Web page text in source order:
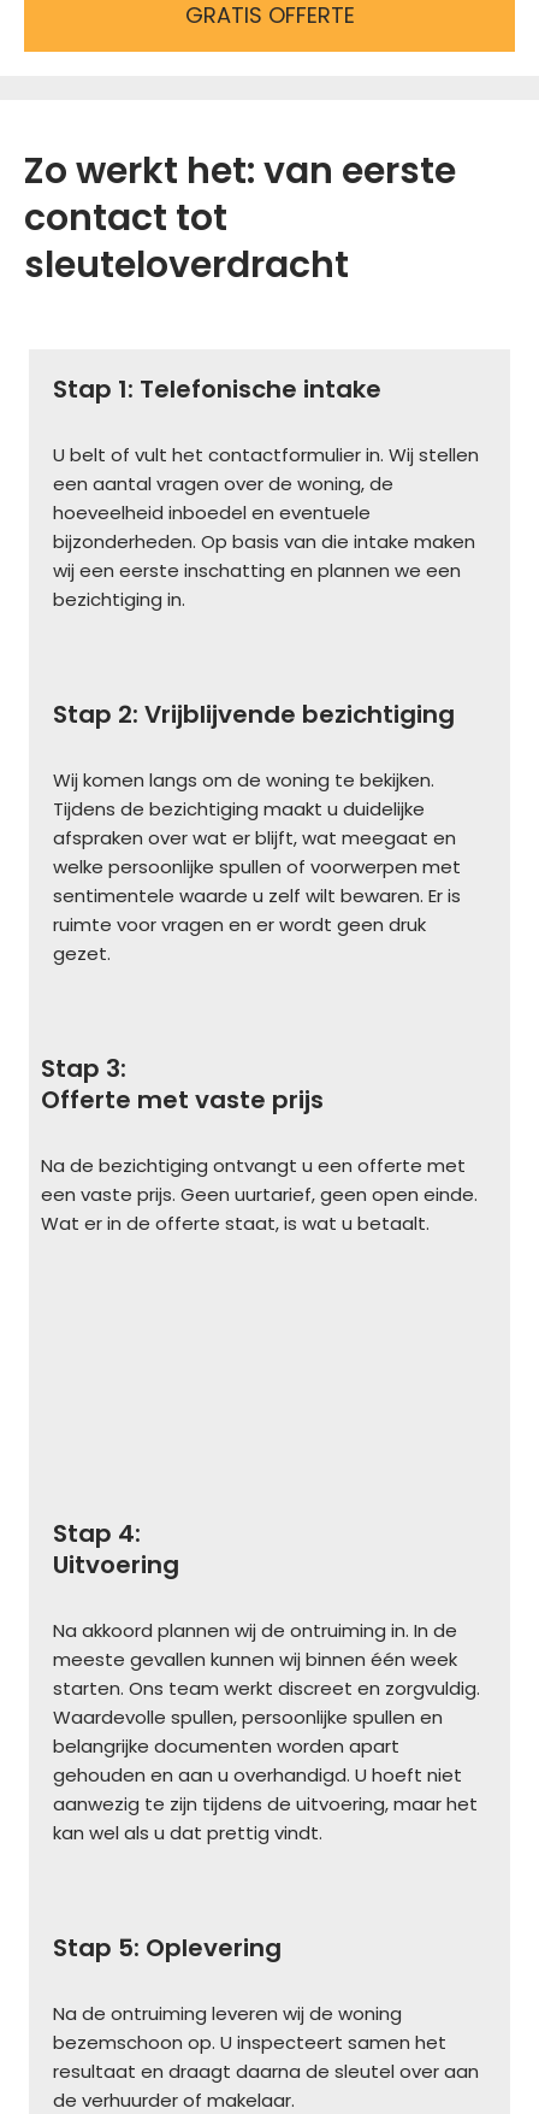
GRATIS OFFERTE
Zo werkt het: van eerste
contact tot
sleuteloverdracht
Stap 1: Telefonische intake
U belt of vult het contactformulier in. Wij stellen
een aantal vragen over de woning, de
hoeveelheid inboedel en eventuele
bijzonderheden. Op basis van die intake maken
wij een eerste inschatting en plannen we een
bezichtiging in.
Stap 2: Vrijblijvende bezichtiging
Wij komen langs om de woning te bekijken.
Tijdens de bezichtiging maakt u duidelijke
afspraken over wat er blijft, wat meegaat en
welke persoonlijke spullen of voorwerpen met
sentimentele waarde u zelf wilt bewaren. Er is
ruimte voor vragen en er wordt geen druk
gezet.
Stap 3:
Offerte met vaste prijs
Na de bezichtiging ontvangt u een offerte met
een vaste prijs. Geen uurtarief, geen open einde.
Wat er in de offerte staat, is wat u betaalt.
Stap 4:
Uitvoering
Na akkoord plannen wij de ontruiming in. In de
meeste gevallen kunnen wij binnen één week
starten. Ons team werkt discreet en zorgvuldig.
Waardevolle spullen, persoonlijke spullen en
belangrijke documenten worden apart
gehouden en aan u overhandigd. U hoeft niet
aanwezig te zijn tijdens de uitvoering, maar het
kan wel als u dat prettig vindt.
Stap 5: Oplevering
Na de ontruiming leveren wij de woning
bezemschoon op. U inspecteert samen het
resultaat en draagt daarna de sleutel over aan
de verhuurder of makelaar.